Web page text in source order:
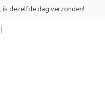
dezelfde dag verzonden!